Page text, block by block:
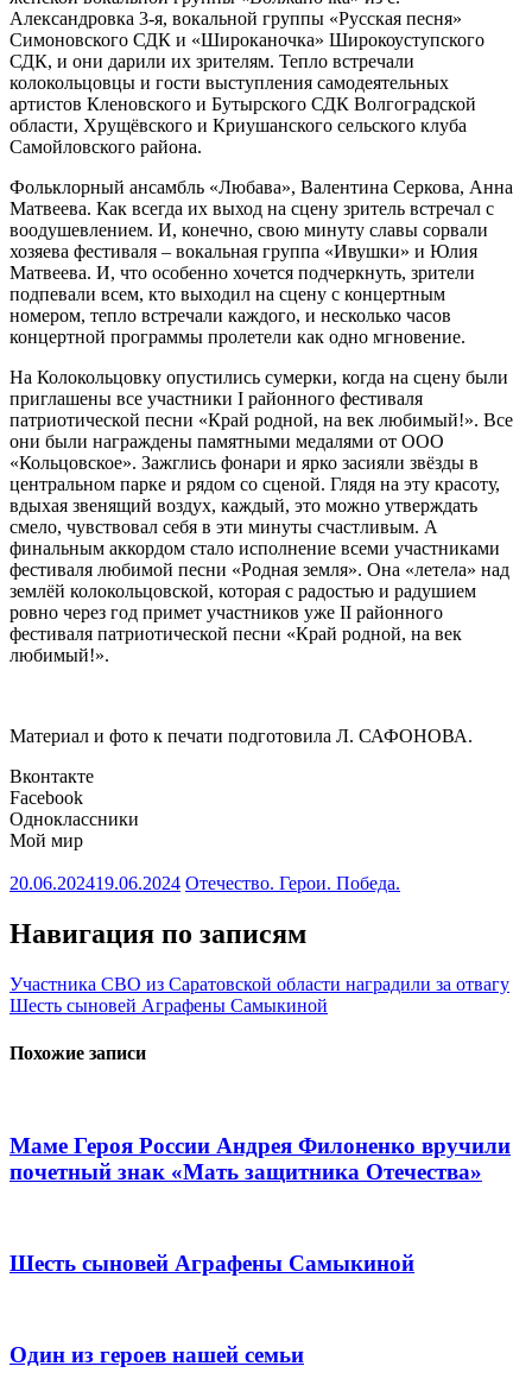
Александровка 3-я, вокальной группы «Русская песня»
Симоновского СДК и «Широканочка» Широкоуступского
СДК, и они дарили их зрителям. Тепло встречали
колокольцовцы и гости выступления самодеятельных
артистов Кленовского и Бутырского СДК Волгоградской
области, Хрущёвского и Криушанского сельского клуба
Самойловского района.
Фольклорный ансамбль «Любава», Валентина Серкова, Анна
Матвеева. Как всегда их выход на сцену зритель встречал с
воодушевлением. И, конечно, свою минуту славы сорвали
хозяева фестиваля – вокальная группа «Ивушки» и Юлия
Матвеева. И, что особенно хочется подчеркнуть, зрители
подпевали всем, кто выходил на сцену с концертным
номером, тепло встречали каждого, и несколько часов
концертной программы пролетели как одно мгновение.
На Колокольцовку опустились сумерки, когда на сцену были
приглашены все участники I районного фестиваля
патриотической песни «Край родной, на век любимый!». Все
они были награждены памятными медалями от ООО
«Кольцовское». Зажглись фонари и ярко засияли звёзды в
центральном парке и рядом со сценой. Глядя на эту красоту,
вдыхая звенящий воздух, каждый, это можно утверждать
смело, чувствовал себя в эти минуты счастливым. А
финальным аккордом стало исполнение всеми участниками
фестиваля любимой песни «Родная земля». Она «летела» над
землёй колокольцовской, которая с радостью и радушием
ровно через год примет участников уже II районного
фестиваля патриотической песни «Край родной, на век
любимый!».
Материал и фото к печати подготовила Л. САФОНОВА.
Вконтакте
Facebook
Одноклассники
Мой мир
20.06.202419.06.2024 Отечество. Герои. Победа.
Навигация по записям
Участника СВО из Саратовской области наградили за отвагу
Шесть сыновей Аграфены Самыкиной
Похожие записи
Маме Героя России Андрея Филоненко вручили
почетный знак «Мать защитника Отечества»
Шесть сыновей Аграфены Самыкиной
Один из героев нашей семьи